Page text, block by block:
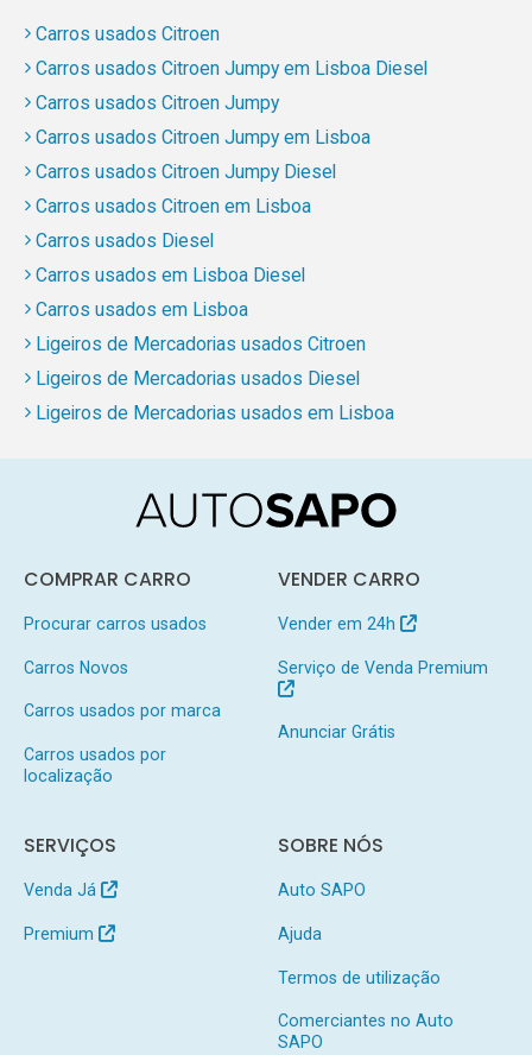
Carros usados Citroen
Carros usados Citroen Jumpy em Lisboa Diesel
Carros usados Citroen Jumpy
Carros usados Citroen Jumpy em Lisboa
Carros usados Citroen Jumpy Diesel
Carros usados Citroen em Lisboa
Carros usados Diesel
Carros usados em Lisboa Diesel
Carros usados em Lisboa
Ligeiros de Mercadorias usados Citroen
Ligeiros de Mercadorias usados Diesel
Ligeiros de Mercadorias usados em Lisboa
COMPRAR CARRO
Procurar carros usados
Carros Novos
Carros usados por marca
Carros usados por
localização
VENDER CARRO
Vender em 24h
Serviço de Venda Premium
Anunciar Grátis
SERVIÇOS
Venda Já
Premium
SOBRE NÓS
Auto SAPO
Ajuda
Termos de utilização
Comerciantes no Auto
SAPO